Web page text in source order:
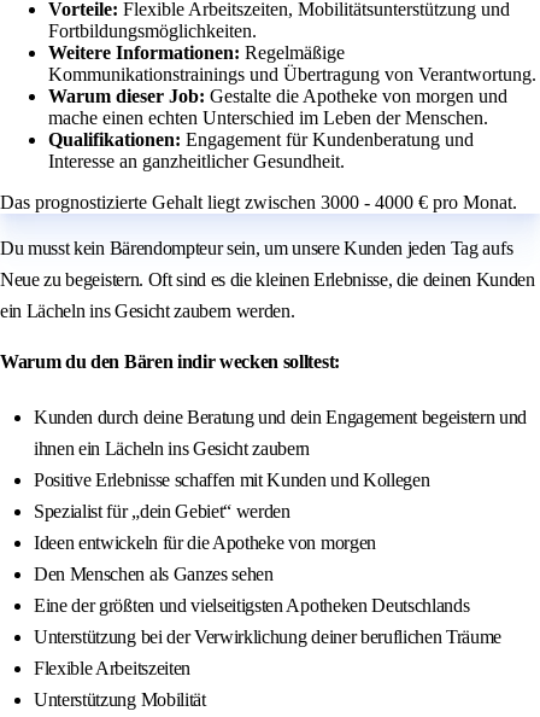
Vorteile: Flexible Arbeitszeiten, Mobilitätsunterstützung und
Fortbildungsmöglichkeiten.
Weitere Informationen: Regelmäßige
Kommunikationstrainings und Übertragung von Verantwortung.
Warum dieser Job: Gestalte die Apotheke von morgen und
mache einen echten Unterschied im Leben der Menschen.
Qualifikationen: Engagement für Kundenberatung und
Interesse an ganzheitlicher Gesundheit.
Das prognostizierte Gehalt liegt zwischen 3000 - 4000 € pro Monat.
Du musst kein Bärendompteur sein, um unsere Kunden jeden Tag aufs
Neue zu begeistern. Oft sind es die kleinen Erlebnisse, die deinen Kunden
ein Lächeln ins Gesicht zaubern werden.
Warum du den Bären indir wecken solltest:
Kunden durch deine Beratung und dein Engagement begeistern und
ihnen ein Lächeln ins Gesicht zaubern
Positive Erlebnisse schaffen mit Kunden und Kollegen
Spezialist für „dein Gebiet“ werden
Ideen entwickeln für die Apotheke von morgen
Den Menschen als Ganzes sehen
Eine der größten und vielseitigsten Apotheken Deutschlands
Unterstützung bei der Verwirklichung deiner beruflichen Träume
Flexible Arbeitszeiten
Unterstützung Mobilität